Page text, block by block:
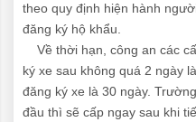
theo quy định hiện hành
đăng ký hộ khẩu.
Về thời hạn, công an các
ký xe sau không quá 2 ngày
đăng ký xe là 30 ngày.
đầu thì sẽ cấp ngay sau khi